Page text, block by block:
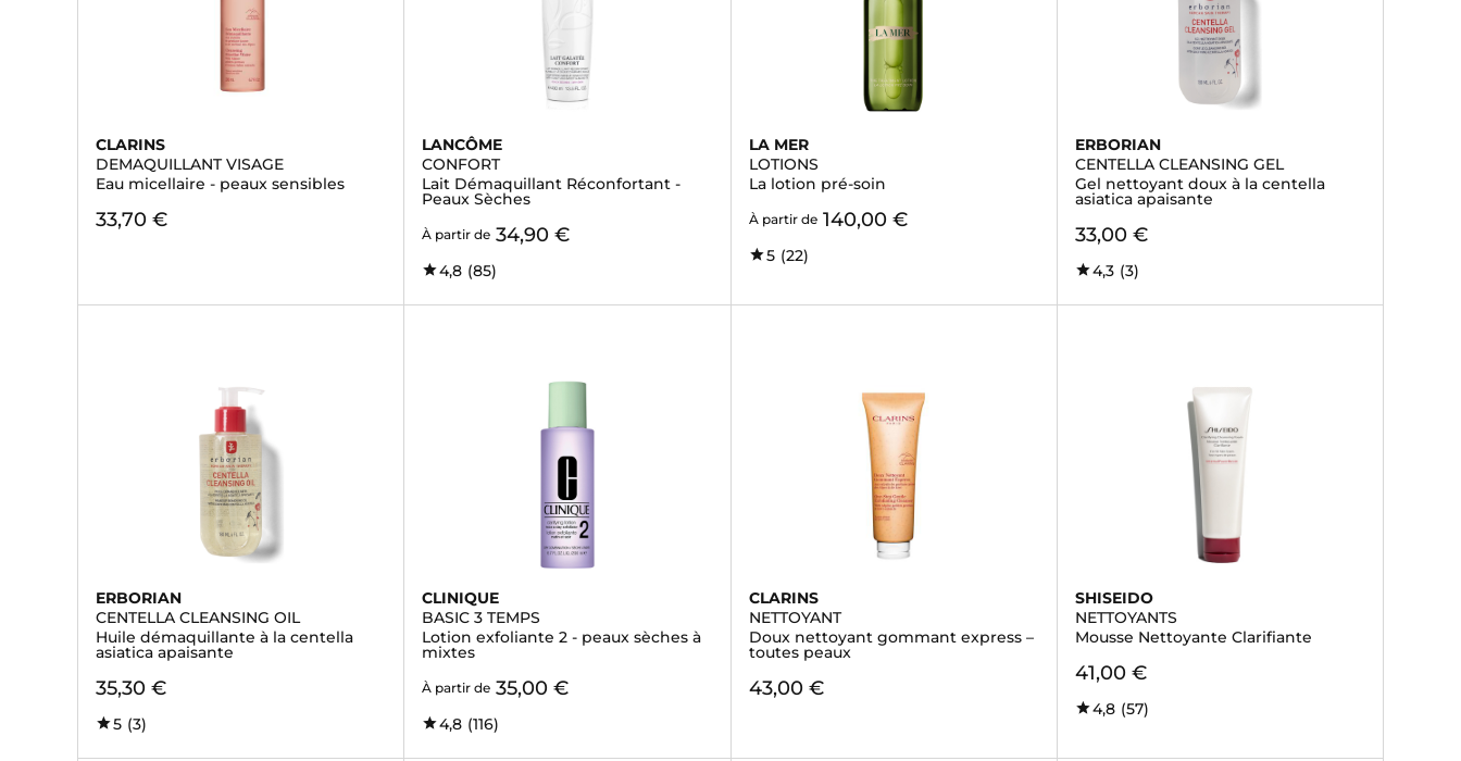
CLARINS
DEMAQUILLANT VISAGE
Eau micellaire - peaux sensibles
33,70 €
LANCÔME
CONFORT
Lait Démaquillant Réconfortant -
Peaux Sèches
À partir de 34,90 €
4,8 (85)
LA MER
LOTIONS
La lotion pré-soin
À partir de 140,00 €
5 (22)
ERBORIAN
CENTELLA CLEANSING GEL
Gel nettoyant doux à la centella
asiatica apaisante
33,00 €
4,3 (3)
ERBORIAN
CENTELLA CLEANSING OIL
Huile démaquillante à la centella
asiatica apaisante
35,30 €
5 (3)
CLINIQUE
BASIC 3 TEMPS
Lotion exfoliante 2 - peaux sèches à
mixtes
À partir de 35,00 €
4,8 (116)
CLARINS
NETTOYANT
Doux nettoyant gommant express –
toutes peaux
43,00 €
SHISEIDO
NETTOYANTS
Mousse Nettoyante Clarifiante
41,00 €
4,8 (57)